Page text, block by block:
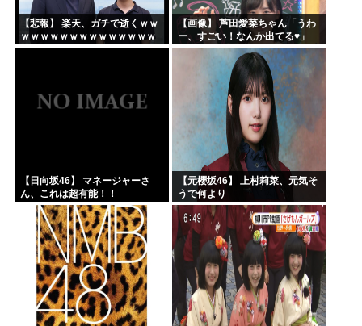
【悲報】 楽天、ガチで逝くｗｗ
ｗｗｗｗｗｗｗｗｗｗｗｗｗｗ
ｗｗｗｗ
【画像】 芦田愛菜ちゃん「うわ
ー、すごい！なんか出てる♥」
【日向坂46】 マネージャーさ
ん、これは超有能！！
【元櫻坂46】 上村莉菜、元気そ
うで何より